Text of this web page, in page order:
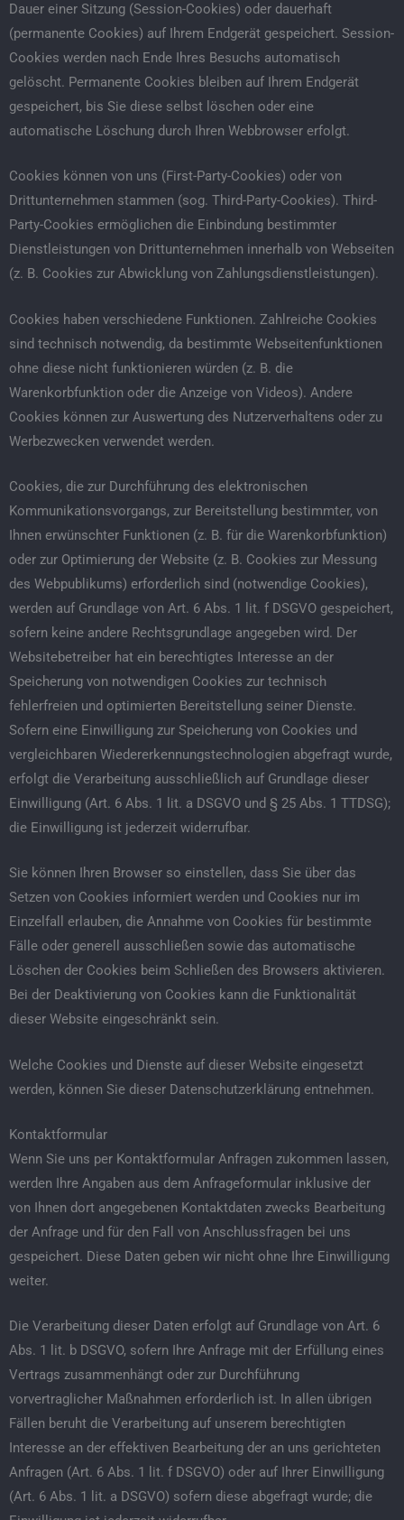
Dauer einer Sitzung (Session-Cookies) oder dauerhaft
(permanente Cookies) auf Ihrem Endgerät gespeichert. Session-
Cookies werden nach Ende Ihres Besuchs automatisch
gelöscht. Permanente Cookies bleiben auf Ihrem Endgerät
gespeichert, bis Sie diese selbst löschen oder eine
automatische Löschung durch Ihren Webbrowser erfolgt.
Cookies können von uns (First-Party-Cookies) oder von
Drittunternehmen stammen (sog. Third-Party-Cookies). Third-
Party-Cookies ermöglichen die Einbindung bestimmter
Dienstleistungen von Drittunternehmen innerhalb von Webseiten
(z. B. Cookies zur Abwicklung von Zahlungsdienstleistungen).
Cookies haben verschiedene Funktionen. Zahlreiche Cookies
sind technisch notwendig, da bestimmte Webseitenfunktionen
ohne diese nicht funktionieren würden (z. B. die
Warenkorbfunktion oder die Anzeige von Videos). Andere
Cookies können zur Auswertung des Nutzerverhaltens oder zu
Werbezwecken verwendet werden.
Cookies, die zur Durchführung des elektronischen
Kommunikationsvorgangs, zur Bereitstellung bestimmter, von
Ihnen erwünschter Funktionen (z. B. für die Warenkorbfunktion)
oder zur Optimierung der Website (z. B. Cookies zur Messung
des Webpublikums) erforderlich sind (notwendige Cookies),
werden auf Grundlage von Art. 6 Abs. 1 lit. f DSGVO gespeichert,
sofern keine andere Rechtsgrundlage angegeben wird. Der
Websitebetreiber hat ein berechtigtes Interesse an der
Speicherung von notwendigen Cookies zur technisch
fehlerfreien und optimierten Bereitstellung seiner Dienste.
Sofern eine Einwilligung zur Speicherung von Cookies und
vergleichbaren Wiedererkennungstechnologien abgefragt wurde,
erfolgt die Verarbeitung ausschließlich auf Grundlage dieser
Einwilligung (Art. 6 Abs. 1 lit. a DSGVO und § 25 Abs. 1 TTDSG);
die Einwilligung ist jederzeit widerrufbar.
Sie können Ihren Browser so einstellen, dass Sie über das
Setzen von Cookies informiert werden und Cookies nur im
Einzelfall erlauben, die Annahme von Cookies für bestimmte
Fälle oder generell ausschließen sowie das automatische
Löschen der Cookies beim Schließen des Browsers aktivieren.
Bei der Deaktivierung von Cookies kann die Funktionalität
dieser Website eingeschränkt sein.
Welche Cookies und Dienste auf dieser Website eingesetzt
werden, können Sie dieser Datenschutzerklärung entnehmen.
Kontaktformular
Wenn Sie uns per Kontaktformular Anfragen zukommen lassen,
werden Ihre Angaben aus dem Anfrageformular inklusive der
von Ihnen dort angegebenen Kontaktdaten zwecks Bearbeitung
der Anfrage und für den Fall von Anschlussfragen bei uns
gespeichert. Diese Daten geben wir nicht ohne Ihre Einwilligung
weiter.
Die Verarbeitung dieser Daten erfolgt auf Grundlage von Art. 6
Abs. 1 lit. b DSGVO, sofern Ihre Anfrage mit der Erfüllung eines
Vertrags zusammenhängt oder zur Durchführung
vorvertraglicher Maßnahmen erforderlich ist. In allen übrigen
Fällen beruht die Verarbeitung auf unserem berechtigten
Interesse an der effektiven Bearbeitung der an uns gerichteten
Anfragen (Art. 6 Abs. 1 lit. f DSGVO) oder auf Ihrer Einwilligung
(Art. 6 Abs. 1 lit. a DSGVO) sofern diese abgefragt wurde; die